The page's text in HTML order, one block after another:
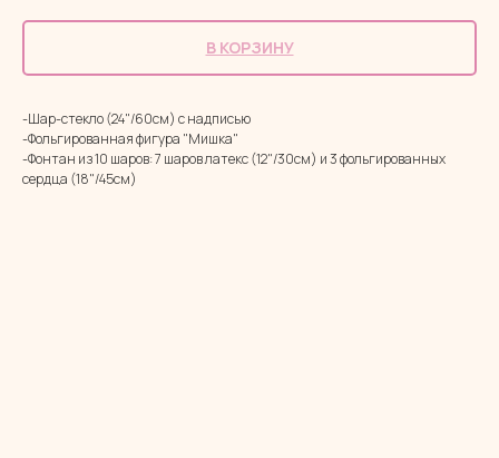
В КОРЗИНУ
-Шар-стекло (24"/60см) с надписью
-Фольгированная фигура "Мишка"
-Фонтан из 10 шаров: 7 шаров латекс (12"/30см) и 3 фольгированных
сердца (18"/45см)